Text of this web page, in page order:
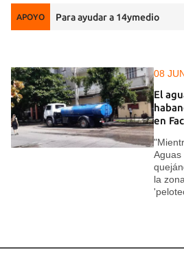
APOYO Para ayudar a 14ymedio
08
El
en
Aguas
la